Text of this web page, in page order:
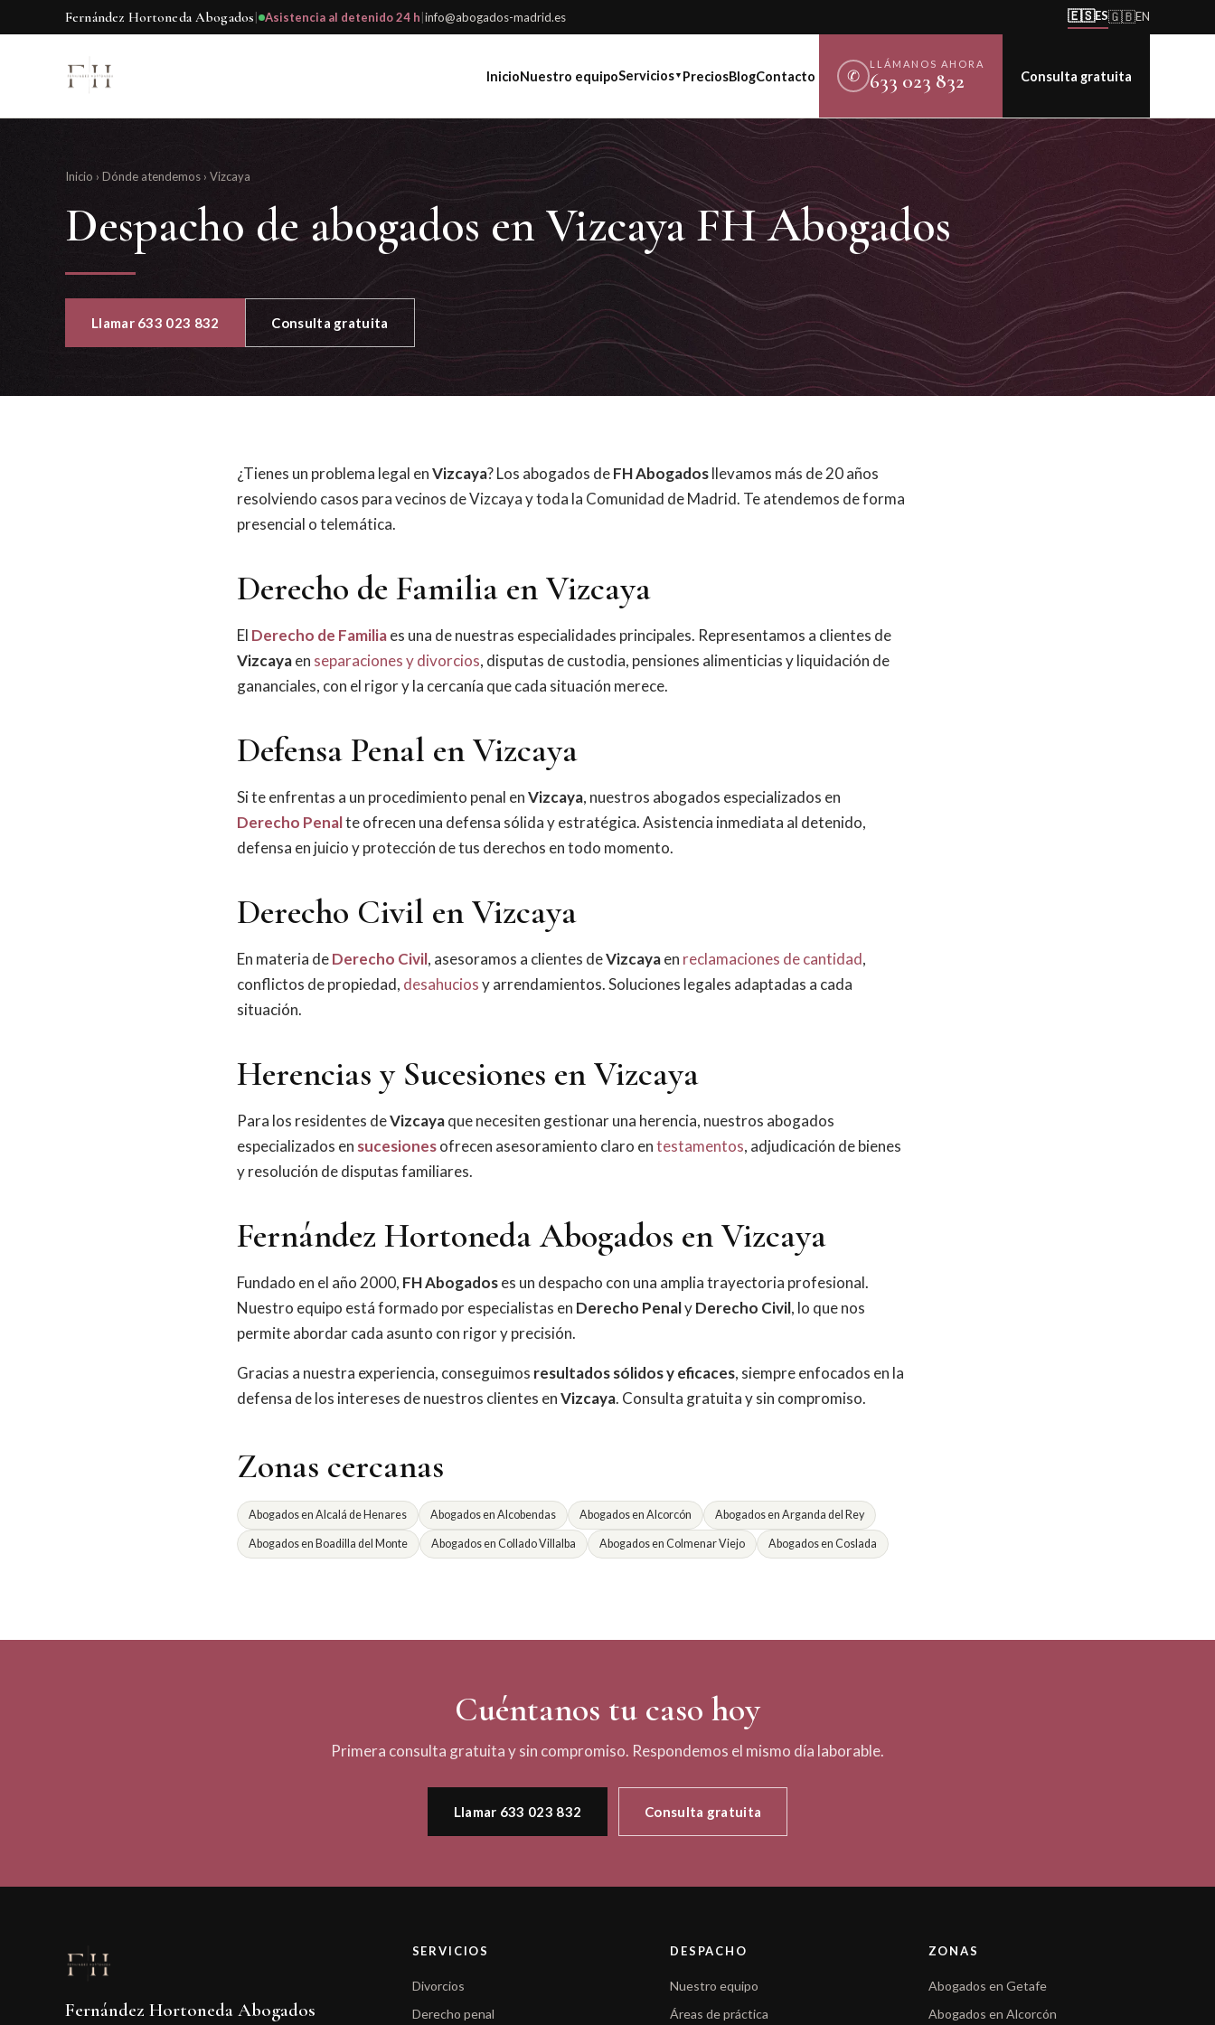
Fernández Hortoneda Abogados| Asistencia al detenido 24 h|info@abogados-madrid.es 🇪🇸ES🇬🇧EN
InicioNuestro equipoServicios▼ PreciosBlogContacto ✆
LLÁMANOS AHORA
633 023 832 Consulta gratuita
Inicio › Dónde atendemos › Vizcaya
Despacho de abogados en Vizcaya FH Abogados
Llamar 633 023 832 Consulta gratuita
¿Tienes un problema legal enVizcaya? Los abogados deFH Abogadosllevamos más de 20 años
resolviendo casos para vecinos de Vizcaya y toda la Comunidad de Madrid. Te atendemos de forma
presencial o telemática.
Derecho de Familia en Vizcaya
El Derecho de Familiaes una de nuestras especialidades principales. Representamos a clientes de
Vizcayaen separaciones y divorcios, disputas de custodia, pensiones alimenticias y liquidación de
gananciales, con el rigor y la cercanía que cada situación merece.
Defensa Penal en Vizcaya
Si te enfrentas a un procedimiento penal enVizcaya, nuestros abogados especializados en
Derecho Penalte ofrecen una defensa sólida y estratégica. Asistencia inmediata al detenido,
defensa en juicio y protección de tus derechos en todo momento.
Derecho Civil en Vizcaya
En materia deDerecho Civil, asesoramos a clientes deVizcayaen reclamaciones de cantidad,
conflictos de propiedad, desahuciosy arrendamientos. Soluciones legales adaptadas a cada
situación.
Herencias y Sucesiones en Vizcaya
Para los residentes deVizcayaque necesiten gestionar una herencia, nuestros abogados
especializados en sucesionesofrecen asesoramiento claro entestamentos, adjudicación de bienes
y resolución de disputas familiares.
Fernández Hortoneda Abogados en Vizcaya
Fundado en el año 2000, FH Abogadoses un despacho con una amplia trayectoria profesional.
Nuestro equipo está formado por especialistas en Derecho PenalyDerecho Civil, lo que nos
permite abordar cada asunto con rigor y precisión.
Gracias a nuestra experiencia, conseguimos resultados sólidos y eficaces, siempre enfocados en la
defensa de los intereses de nuestros clientes enVizcaya. Consulta gratuita y sin compromiso.
Zonas cercanas
Abogados en Alcalá de Henares Abogados en Alcobendas Abogados en Alcorcón Abogados en Arganda del Rey
Abogados en Boadilla del Monte Abogados en Collado Villalba Abogados en Colmenar Viejo Abogados en Coslada
Cuéntanos tu caso hoy
Primera consulta gratuita y sin compromiso. Respondemos el mismo día laborable.
Llamar 633 023 832 Consulta gratuita
Fernández Hortoneda Abogados
SERVICIOS
Divorcios
Derecho penal
DESPACHO
Nuestro equipo
Áreas de práctica
ZONAS
Abogados en Getafe
Abogados en Alcorcón